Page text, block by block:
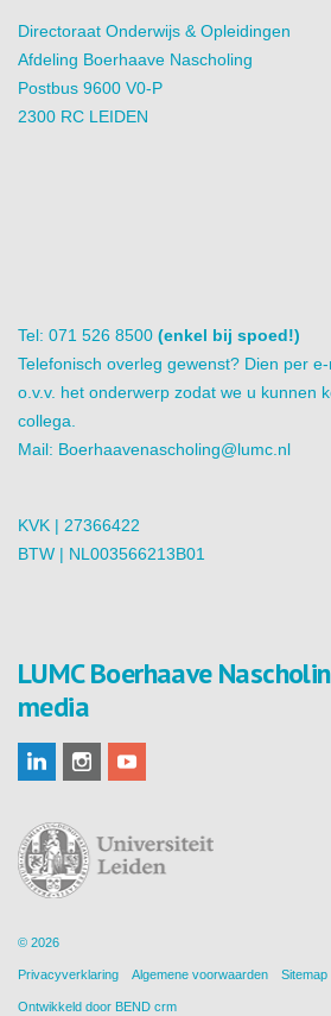
Directoraat Onderwijs & Opleidingen
Afdeling Boerhaave Nascholing
Postbus 9600 V0-P
2300 RC LEIDEN
Tel: 071 526 8500 (enkel bij spoed!)
Telefonisch overleg gewenst? Dien per
o.v.v. het onderwerp zodat we u kunnen
collega.
Mail: Boerhaavenascholing@lumc.nl
KVK | 27366422
BTW | NL003566213B01
LUMC Boerhaave
media
© 2026
Privacyverklaring Algemene voorwaarden Sitemap
Ontwikkeld door BEND crm